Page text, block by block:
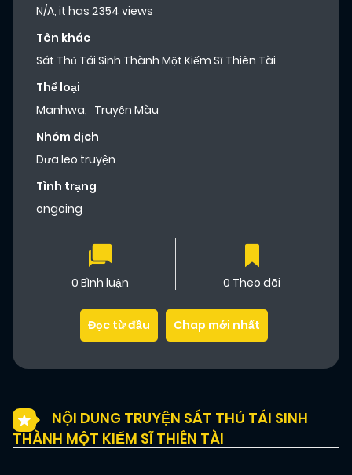
N/A, it has 2354 views
Tên khác
Sát Thủ Tái Sinh Thành Một Kiếm Sĩ Thiên Tài
Thể loại
Manhwa, Truyện Màu
Nhóm dịch
Dưa leo truyện
Tình trạng
ongoing
0 Bình luận 0 Theo dõi
Đọc từ đầu Chap mới nhất
NỘI DUNG TRUYỆN SÁT THỦ TÁI SINH
THÀNH MỘT KIẾM SĨ THIÊN TÀI